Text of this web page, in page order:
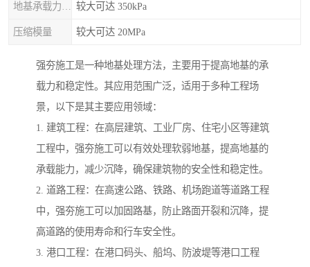
较大可达 350kPa
压缩模量 较大可达 20MPa
强夯施工是一种地基处理方法，主要用于提高地基的承
载力和稳定性。其应用范围广泛，适用于多种工程场
景，以下是其主要应用领域：
1. 建筑工程：在高层建筑、工业厂房、住宅小区等建筑
工程中，强夯施工可以有效处理软弱地基，提高地基的
承载能力，减少沉降，确保建筑物的安全性和稳定性。
2. 道路工程：在高速公路、铁路、机场跑道等道路工程
中，强夯施工可以加固路基，防止路面开裂和沉降，提
高道路的使用寿命和行车安全性。
3. 港口工程：在港口码头、船坞、防波堤等港口工程